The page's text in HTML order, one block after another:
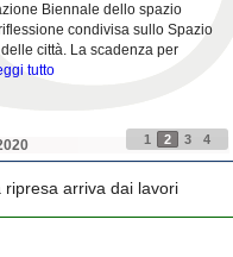
Biennale dello spazio
condivisa sullo Spazio
città. La scadenza per
tutto
1 2 3 4
ripresa arriva dai lavori